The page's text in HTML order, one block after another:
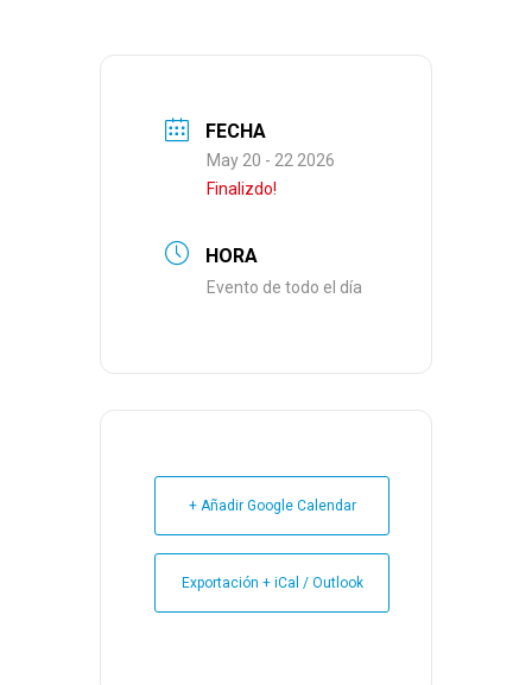
FECHA
May 20 - 22 2026
Finalizdo!
HORA
Evento de todo el día
+ Añadir Google Calendar
Exportación + iCal / Outlook